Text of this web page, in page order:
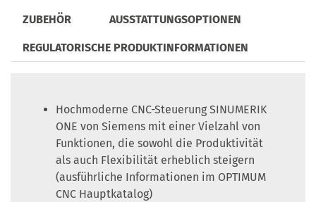
ZUBEHÖR AUSSTATTUNGSOPTIONEN
REGULATORISCHE PRODUKTINFORMATIONEN
Hochmoderne CNC-Steuerung SINUMERIK
ONE von Siemens mit einer Vielzahl von
Funktionen, die sowohl die Produktivität
als auch Flexibilität erheblich steigern
(ausführliche Informationen im OPTIMUM
CNC Hauptkatalog)